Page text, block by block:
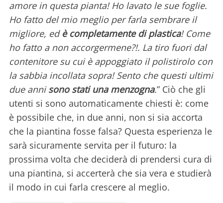
amore in questa pianta! Ho lavato le sue foglie.
Ho fatto del mio meglio per farla sembrare il
migliore, ed è completamente di plastica! Come
ho fatto a non accorgermene?!. La tiro fuori dal
contenitore su cui è appoggiato il polistirolo con
la sabbia incollata sopra! Sento che questi ultimi
due annisono stati una menzogna.” Ciò che gli
utenti si sono automaticamente chiesti è: come
è possibile che, in due anni, non si sia accorta
che la piantina fosse falsa? Questa esperienza le
sarà sicuramente servita per il futuro: la
prossima volta che deciderà di prendersi cura di
una piantina, si accerterà che sia vera e studierà
il modo in cui farla crescere al meglio.